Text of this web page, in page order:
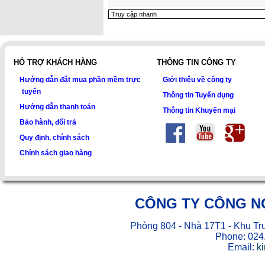
HỖ TRỢ KHÁCH HÀNG
Hướng dẫn đặt mua phần mềm trực
tuyến
Hướng dẫn thanh toán
Bảo hành, đổi trả
Quy định, chính sách
Chính sách giao hàng
THÔNG TIN CÔNG TY
Giới thiệu về công ty
Thông tin Tuyển dụng
Thông tin Khuyến mại
CÔNG TY CÔNG
Phòng 804 - Nhà 17T1 - Khu
Phone:
Email: